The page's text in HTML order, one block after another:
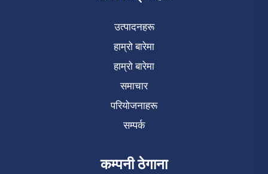
उत्पादनहरू
हाम्रो बारेमा
हाम्रो बारेमा
समाचार
परियोजनाहरू
सम्पर्क
कम्पनी ठेगाना